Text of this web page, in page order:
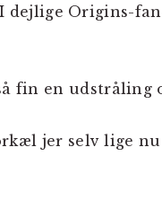
dejlige Origins-
fin en udstråling
jer selv lige nu